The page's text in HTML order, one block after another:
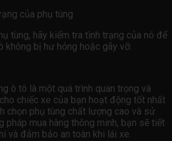
của phụ tùng
tùng, hãy kiểm tra tình trạng của nó để
không bị hư hỏng hoặc gãy vỡ.
ô tô là một quá trình quan trọng và
chiếc xe của bạn hoạt động tốt nhất
chọn phụ tùng chất lượng cao và sử
pháp mua hàng thông minh, bạn sẽ tiết
và đảm bảo an toàn khi lái xe.